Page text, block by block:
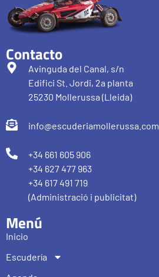
Contacto
Avinguda del Canal, s/n
Edifici St. Jordi, 2a planta
25230 Mollerussa (Lleida)
info@escuderiamollerussa.com
+34 661 605 906
+34 627 477 963
+34 617 491 719
(Administració i publicitat)
Menú
Inicio
Escudería